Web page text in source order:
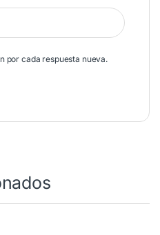
por cada respuesta nueva.